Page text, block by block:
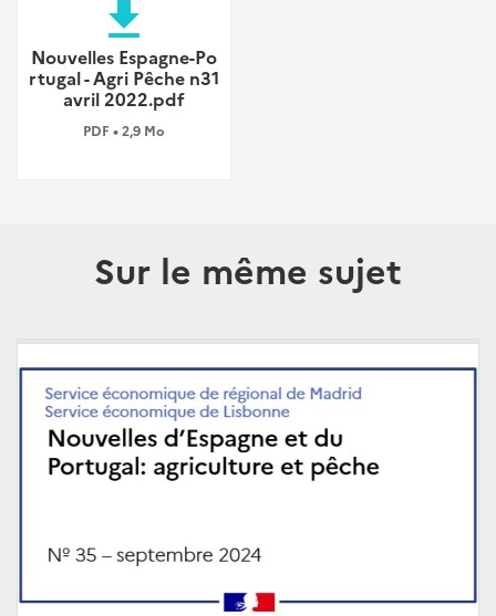
file_download
Nouvelles Espagne-Po
rtugal - Agri Pêche n31
avril 2022.pdf
PDF • 2,9 Mo
Sur le même sujet